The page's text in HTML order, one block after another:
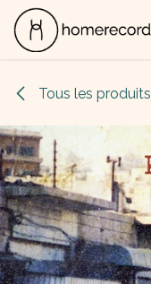
Se rendre au contenu
Tous les produits